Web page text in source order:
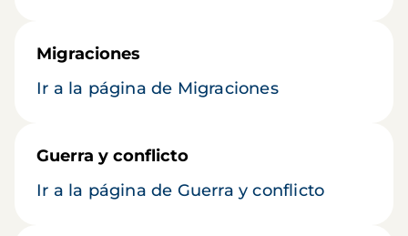
Migraciones
Ir a la página de Migraciones
Guerra y conflicto
Ir a la página de Guerra y conflicto